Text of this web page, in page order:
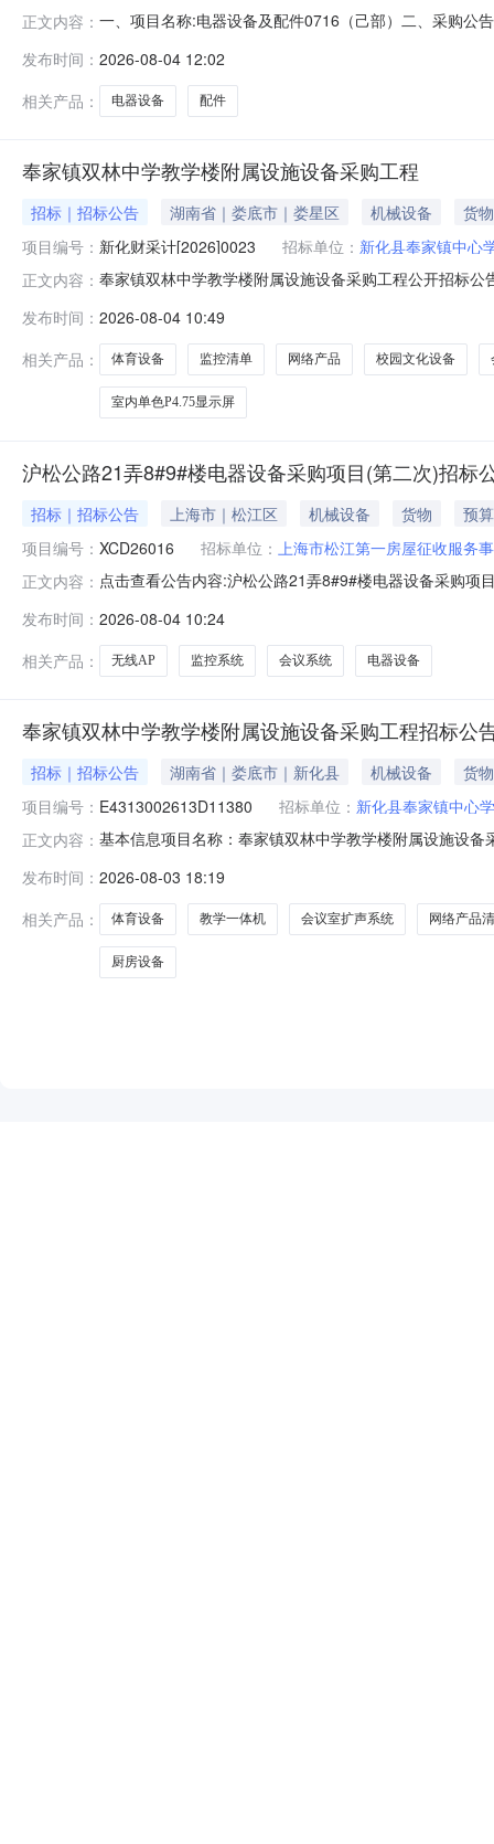
正文内容： 一、项目名称:电器设备及配件0716（己部）二、采购公
公司尚未注册请点击"我要注册"。注册信息提交后，我们
发布时间： 2026-08-04 12:02
相关产品：
电器设备 配件
奉家镇双林中学教学楼附属设施设备采购工程
招标｜招标公告 湖南省｜娄底市｜娄星区 机械设备
货物
项目编号： 新化财采计[2026]0023 招标单位： 新化县奉家镇中心
正文内容： 奉家镇双林中学教学楼附属设施设备采购工程公开招标
号：LDZC-2026GK00514、采购项目总预算：879668
发布时间： 2026-08-04 10:49
相关产品：
体育设备 监控清单 网络产品 校园文化设备
室内单色P4.75显示屏
沪松公路21弄8#9#楼电器设备采购项目(第二次)招标
招标｜招标公告 上海市｜松江区 机械设备 货物
预
项目编号： XCD26016 招标单位： 上海市松江第一房屋征收服务
正文内容： 点击查看公告内容:沪松公路21弄8#9#楼电器设备采购项
发布时间： 2026-08-04 10:24
相关产品：
无线AP 监控系统 会议系统 电器设备
奉家镇双林中学教学楼附属设施设备采购工程招标公
招标｜招标公告 湖南省｜娄底市｜新化县 机械设备
货物
项目编号： E4313002613D11380 招标单位： 新化县奉家镇中心
正文内容： 基本信息项目名称：奉家镇双林中学教学楼附属设施设
目基本信息1、采购项目名称：奉家镇双林中学教学楼附
总预算：8
发布时间： 2026-08-03 18:19
相关产品：
体育设备 教学一体机 会议室扩声系统 网络产品
厨房设备